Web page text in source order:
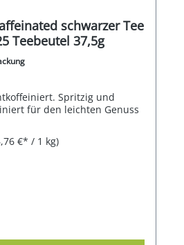
schwarzer Tee
Teebeutel 37,5g
Spritzig und
für den leichten Genuss
€* / 1 kg)